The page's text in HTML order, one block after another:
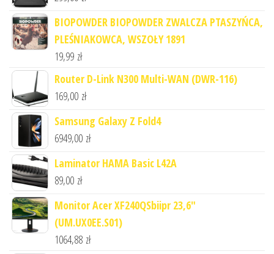
BIOPOWDER BIOPOWDER ZWALCZA PTASZYŃCA,
PLEŚNIAKOWCA, WSZOŁY 1891
19,99 zł
Router D-Link N300 Multi-WAN (DWR-116)
169,00 zł
Samsung Galaxy Z Fold4
6949,00 zł
Laminator HAMA Basic L42A
89,00 zł
Monitor Acer XF240QSbiipr 23,6"
(UM.UX0EE.S01)
1064,88 zł